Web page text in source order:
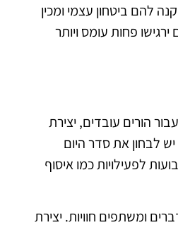
להם ביטחון עצמי ומכין
פחות עומס ויותר
הורים עובדים, יצירת
לבחון את סדר היום
לפעילויות כמו איסוף
ומשתפים חוויות. יצירת